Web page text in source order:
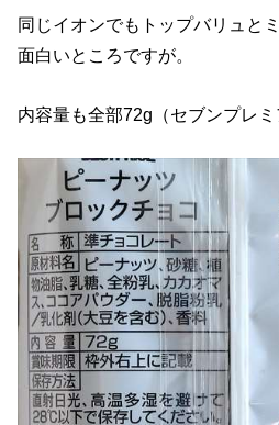
同じイオンでもトップバリュと
面白いところですが。
内容量も全部72g（セブンプレミ